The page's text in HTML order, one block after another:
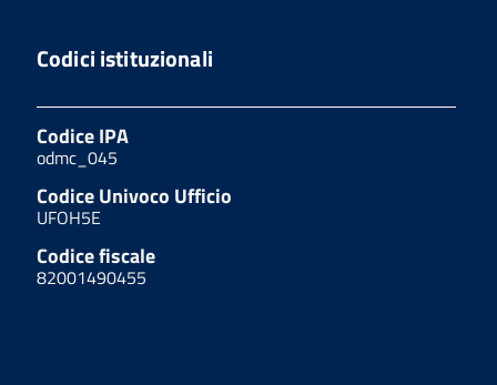
Codici istituzionali
Codice IPA
odmc_045
Codice Univoco Ufficio
UFOH5E
Codice fiscale
82001490455